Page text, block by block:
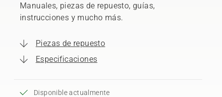
Manuales, piezas de repuesto, guías,
instrucciones y mucho más.
Piezas de repuesto
Especificaciones
Disponible actualmente